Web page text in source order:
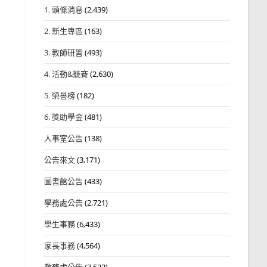
1. 頭條消息 (2,439)
2. 新生專區 (163)
3. 教師研習 (493)
4. 活動&競賽(2,630)
5. 榮譽榜(182)
6. 獎助學金(481)
人事室公告(138)
公告來文(3,171)
圖書館公告(433)
學務處公告(2,721)
學生事務(6,433)
家長事務(4,564)